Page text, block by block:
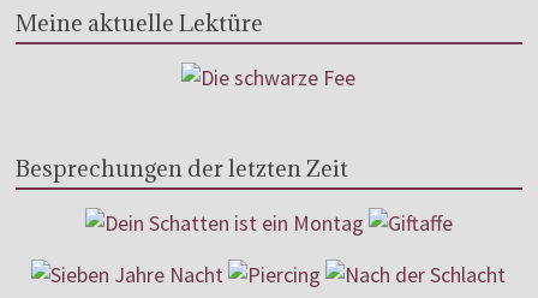
Meine aktuelle Lektüre
Besprechungen der letzten Zeit